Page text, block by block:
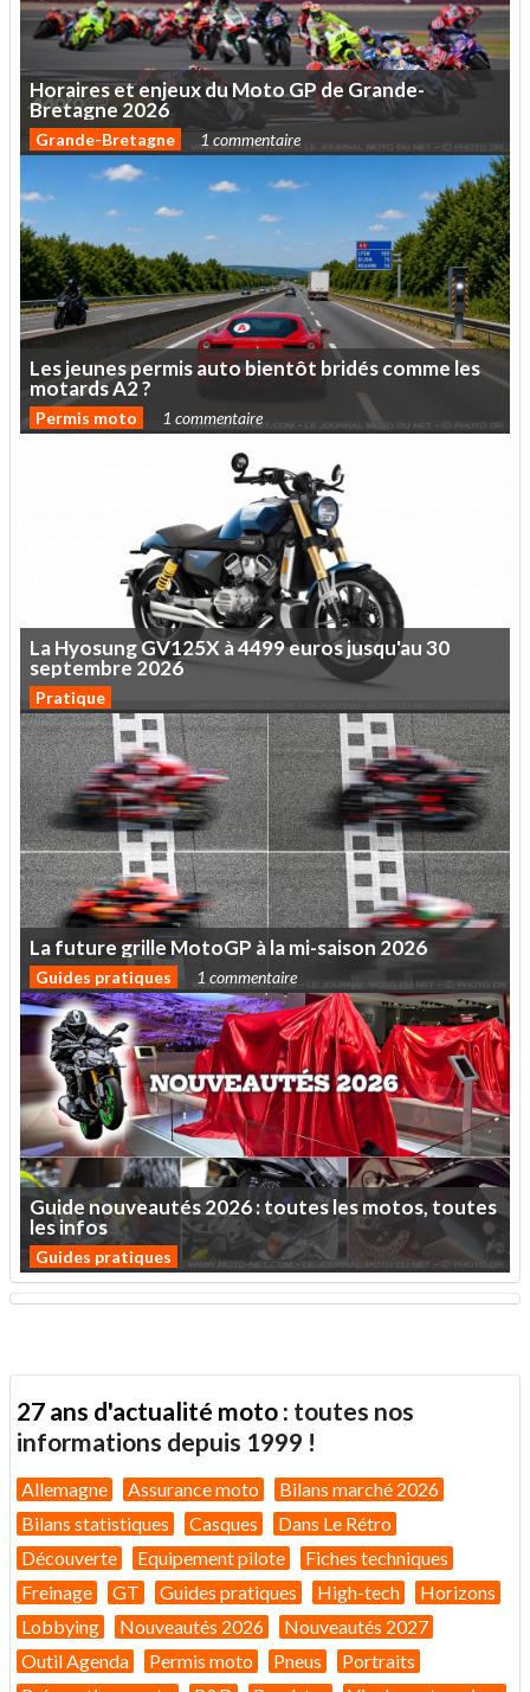
HorairesetenjeuxduMotoGPdeGrande-
Bretagne 2026
Grande-Bretagne 1 commentaire
Lesjeunespermisautobientôt bridéscommeles
motardsA2?
Permis moto 1 commentaire
LaHyosungGV125X à4499eurosjusqu'au30
septembre 2026
Pratique
Lafuturegrille MotoGP àlami-saison 2026
Guides pratiques 1 commentaire
Guidenouveautés2026:touteslesmotos,toutes
lesinfos
Guides pratiques
27 ans d'actualité moto : toutes nos
informations depuis 1999 !
Allemagne Assurance moto
Bilans marché 2026
Bilans statistiques
Casques
Dans Le Rétro
Découverte
Equipement pilote
Fiches techniques
Freinage
GT Guides pratiques High-tech
Horizons
Lobbying
Nouveautés 2026
Nouveautés 2027
Outil Agenda
Permis moto Pneus
Portraits